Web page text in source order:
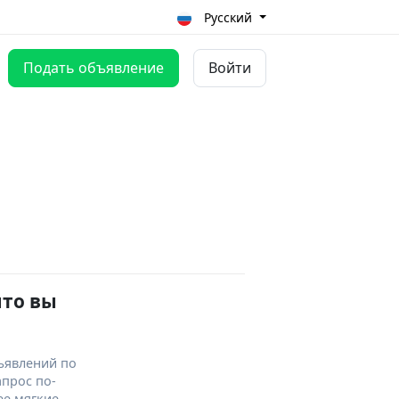
Русский
Подать объявление Войти
вы
по
по-